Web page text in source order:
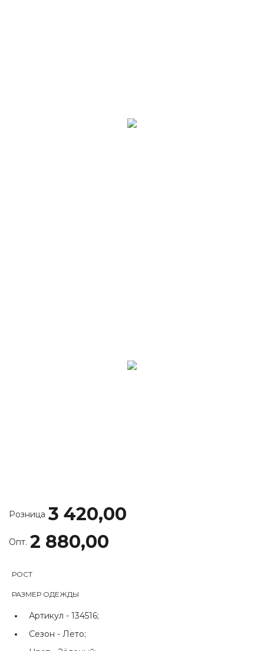
Розница 3 420,00
Опт. 2 880,00
РОСТ
РАЗМЕР ОДЕЖДЫ
Артикул - 134516;
Сезон - Лето;